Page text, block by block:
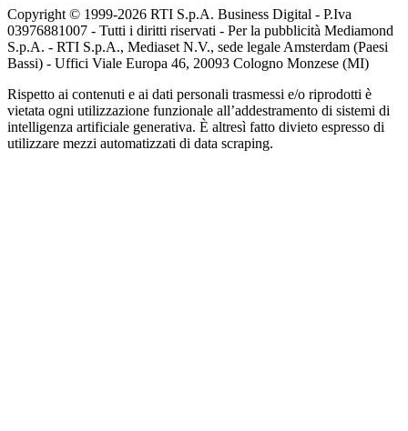
Copyright © 1999-2026 RTI S.p.A. Business Digital - P.Iva
03976881007 - Tutti i diritti riservati - Per la pubblicità Mediamond
S.p.A. - RTI S.p.A., Mediaset N.V., sede legale Amsterdam (Paesi
Bassi) - Uffici Viale Europa 46, 20093 Cologno Monzese (MI)
Rispetto ai contenuti e ai dati personali trasmessi e/o riprodotti è
vietata ogni utilizzazione funzionale all’addestramento di sistemi di
intelligenza artificiale generativa. È altresì fatto divieto espresso di
utilizzare mezzi automatizzati di data scraping.